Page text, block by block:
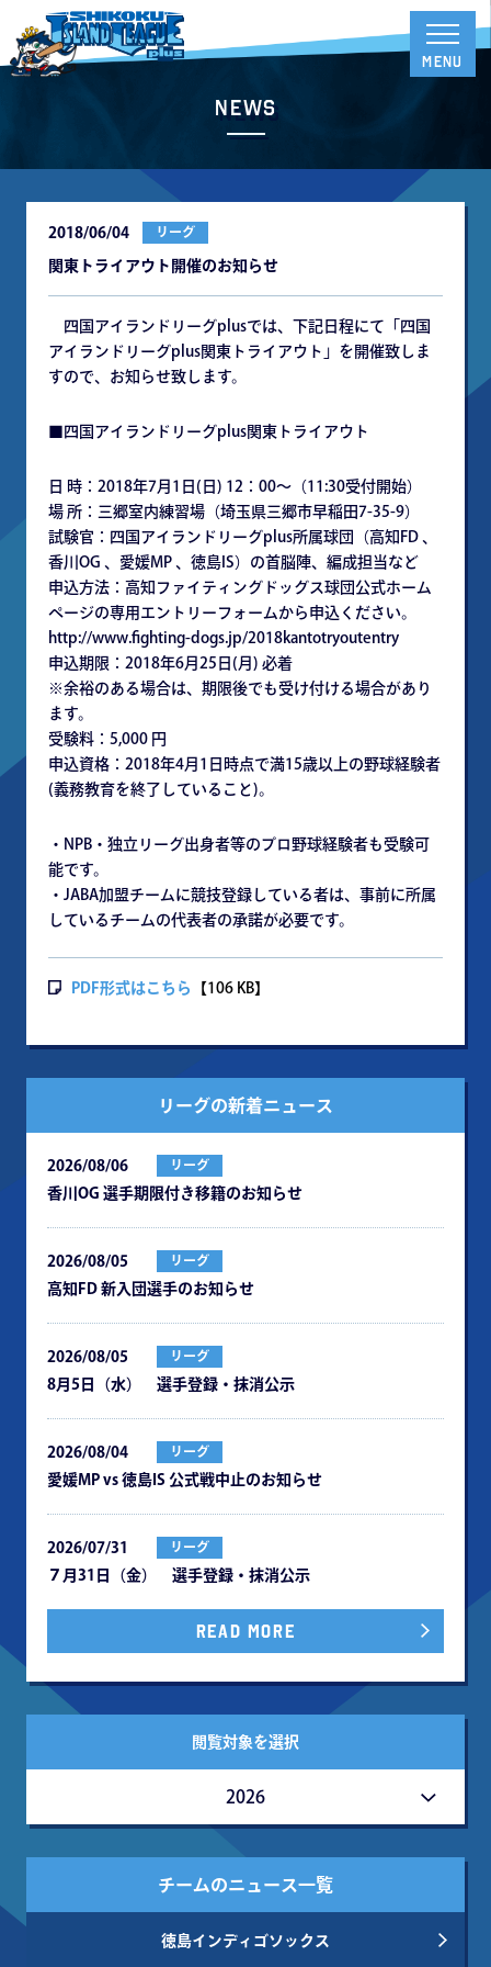
News
2018/06/04 リーグ
関東トライアウト開催のお知らせ
四国アイランドリーグplusでは、下記日程にて「四国
アイランドリーグplus関東トライアウト」を開催致しま
すので、お知らせ致します。
■四国アイランドリーグplus関東トライアウト
日 時：2018年7月1日(日) 12：00～（11:30受付開始）
場 所：三郷室内練習場（埼玉県三郷市早稲田7-35-9）
試験官：四国アイランドリーグplus所属球団（高知FD 、
香川OG 、愛媛MP 、徳島IS）の首脳陣、編成担当など
申込方法：高知ファイティングドッグス球団公式ホーム
ページの専用エントリーフォームから申込ください。
http://www.fighting-dogs.jp/2018kantotryoutentry
申込期限：2018年6月25日(月) 必着
※余裕のある場合は、期限後でも受け付ける場合があり
ます。
受験料：5,000 円
申込資格：2018年4月1日時点で満15歳以上の野球経験者
(義務教育を終了していること)。
・NPB・独立リーグ出身者等のプロ野球経験者も受験可
能です。
・JABA加盟チームに競技登録している者は、事前に所属
しているチームの代表者の承諾が必要です。
PDF形式はこちら 【106 KB】
リーグの新着ニュース
2026/08/06 リーグ
⾹川OG 選⼿期限付き移籍のお知らせ
2026/08/05 リーグ
⾼知FD 新⼊団選⼿のお知らせ
2026/08/05 リーグ
8月5日（水） 選手登録・抹消公示
2026/08/04 リーグ
愛媛MP vs 徳島IS 公式戦中⽌のお知らせ
2026/07/31 リーグ
７月31日（金） 選手登録・抹消公示
READ MORE
閲覧対象を選択
2026
チームのニュース一覧
徳島インディゴソックス